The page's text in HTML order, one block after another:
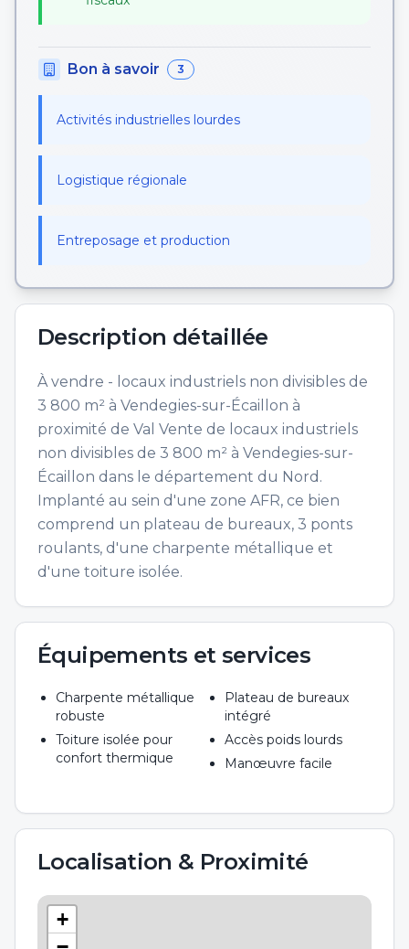
Bon à savoir 3
Activités industrielles lourdes
Logistique régionale
Entreposage et production
Description détaillée
À vendre - locaux industriels non divisibles de
3 800 m² à Vendegies-sur-Écaillon à
proximité de Val Vente de locaux industriels
non divisibles de 3 800 m² à Vendegies-sur-
Écaillon dans le département du Nord.
Implanté au sein d'une zone AFR, ce bien
comprend un plateau de bureaux, 3 ponts
roulants, d'une charpente métallique et
d'une toiture isolée.
Équipements et services
Charpente métallique
robuste
Toiture isolée pour
confort thermique
Plateau de bureaux
intégré
Accès poids lourds
Manœuvre facile
Localisation & Proximité
+